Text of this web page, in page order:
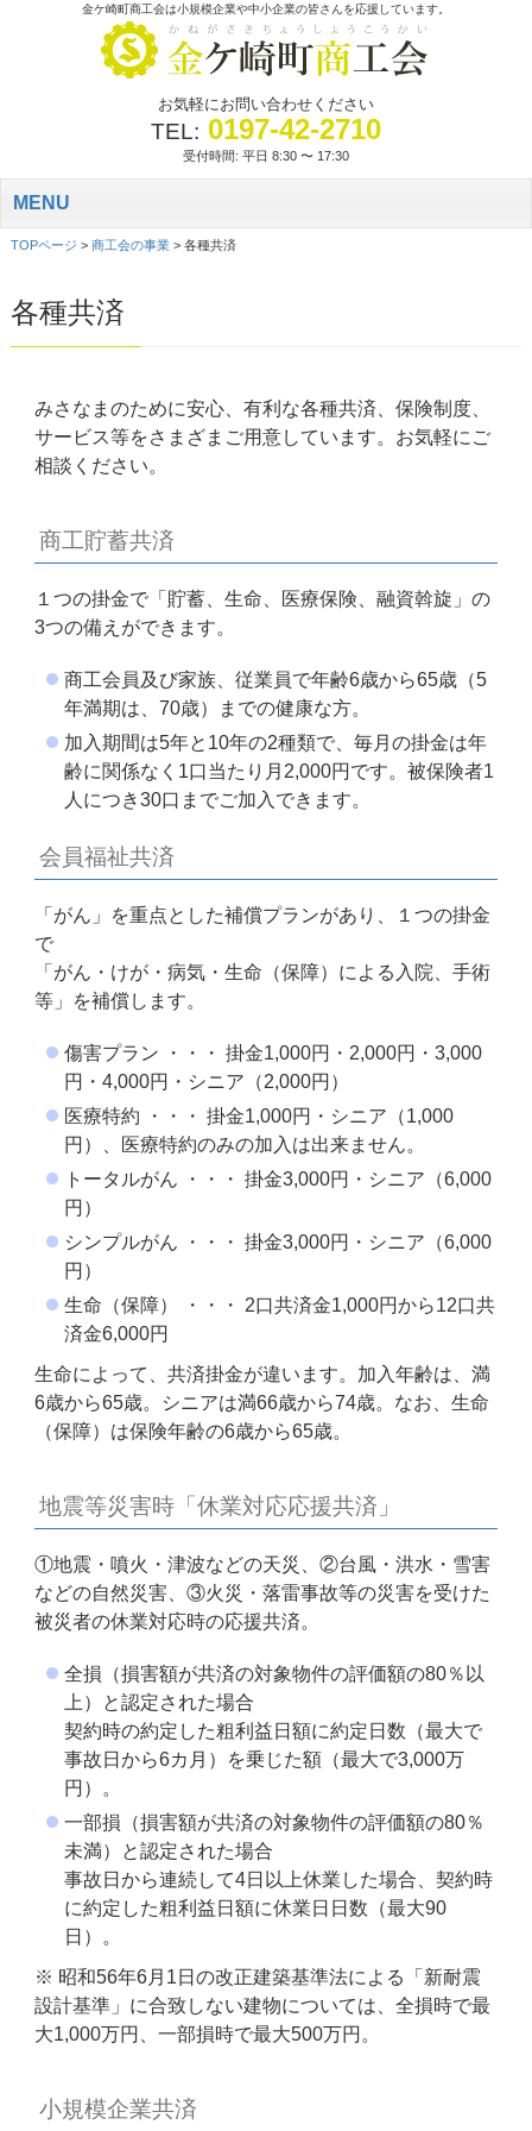
金ケ崎町商工会は小規模企業や中小企業の皆さんを応援しています。
お気軽にお問い合わせください
TEL: 0197-42-2710
受付時間: 平日 8:30 〜 17:30
MENU
TOPページ > 商工会の事業> 各種共済
各種共済
みさなまのために安心、有利な各種共済、保険制度、
サービス等をさまざまご用意しています。お気軽にご
相談ください。
商工貯蓄共済
１つの掛金で「貯蓄、生命、医療保険、融資斡旋」の
3つの備えができます。
商工会員及び家族、従業員で年齢6歳から65歳（5
年満期は、70歳）までの健康な方。
加入期間は5年と10年の2種類で、毎月の掛金は年
齢に関係なく1口当たり月2,000円です。被保険者1
人につき30口までご加入できます。
会員福祉共済
「がん」を重点とした補償プランがあり、１つの掛金
で
「がん・けが・病気・生命（保障）による入院、手術
等」を補償します。
傷害プラン ・・・ 掛金1,000円・2,000円・3,000
円・4,000円・シニア（2,000円）
医療特約 ・・・ 掛金1,000円・シニア（1,000
円）、医療特約のみの加入は出来ません。
トータルがん ・・・ 掛金3,000円・シニア（6,000
円）
シンプルがん ・・・ 掛金3,000円・シニア（6,000
円）
生命（保障） ・・・ 2口共済金1,000円から12口共
済金6,000円
生命によって、共済掛金が違います。加入年齢は、満
6歳から65歳。シニアは満66歳から74歳。なお、生命
（保障）は保険年齢の6歳から65歳。
地震等災害時「休業対応応援共済」
①地震・噴火・津波などの天災、②台風・洪水・雪害
などの自然災害、③火災・落雷事故等の災害を受けた
被災者の休業対応時の応援共済。
全損（損害額が共済の対象物件の評価額の80％以
上）と認定された場合
契約時の約定した粗利益日額に約定日数（最大で
事故日から6カ月）を乗じた額（最大で3,000万
円）。
一部損（損害額が共済の対象物件の評価額の80％
未満）と認定された場合
事故日から連続して4日以上休業した場合、契約時
に約定した粗利益日額に休業日日数（最大90
日）。
※ 昭和56年6月1日の改正建築基準法による「新耐震
設計基準」に合致しない建物については、全損時で最
大1,000万円、一部損時で最大500万円。
小規模企業共済